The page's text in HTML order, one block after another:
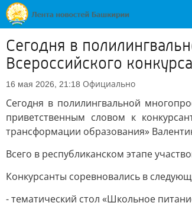
Сегодня в
Всероссийского
16 мая 2026, 21:18 Официально
Сегодня в полилингвальной
приветственным словом к
трансформации образования»
Всего в республиканском этапе
Конкурсанты соревновались в
- тематический стол «Школьное